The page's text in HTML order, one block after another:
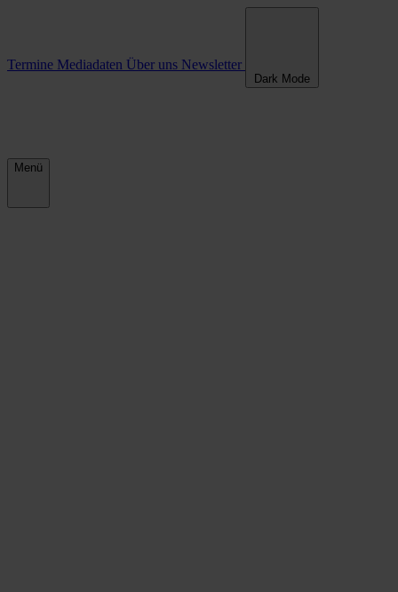
Termine Mediadaten Über uns Newsletter
Dark Mode
Menü